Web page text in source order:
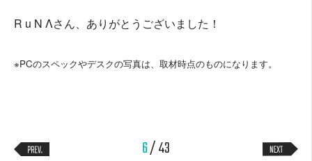
R u N Λさん、ありがとうございました！
※PCのスペックやデスクの写真は、取材時点のものになります。
6/ 43